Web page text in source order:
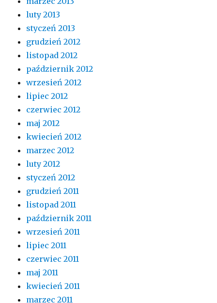
luty 2013
styczeń 2013
grudzień 2012
listopad 2012
październik 2012
wrzesień 2012
lipiec 2012
czerwiec 2012
maj 2012
kwiecień 2012
marzec 2012
luty 2012
styczeń 2012
grudzień 2011
listopad 2011
październik 2011
wrzesień 2011
lipiec 2011
czerwiec 2011
maj 2011
kwiecień 2011
marzec 2011